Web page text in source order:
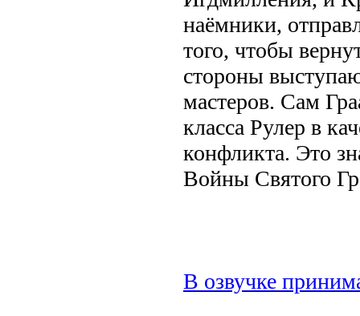
наёмники,
того, чтобы
стороны
мастеров. Сам
класса Рулер в
конфликта. Это
Войны Святого
В озвучке